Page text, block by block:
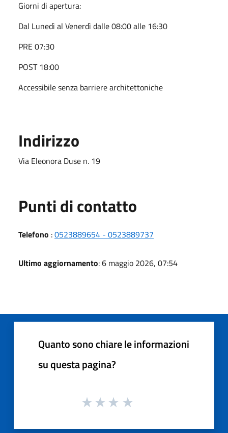
Giorni di apertura:
Dal Lunedì al Venerdì dalle 08:00 alle 16:30
PRE 07:30
POST 18:00
Accessibile senza barriere architettoniche
Indirizzo
Via Eleonora Duse n. 19
Punti di contatto
Telefono :0523889654 - 0523889737
Ultimo aggiornamento: 6 maggio 2026, 07:54
Quanto sono chiare le informazioni
su questa pagina?